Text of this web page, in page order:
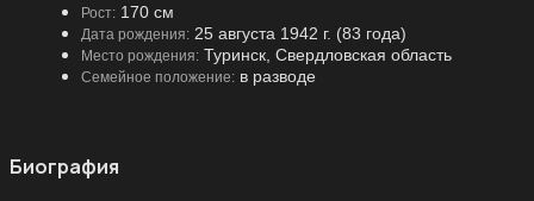
Рост: 170 см
Дата рождения: 25 августа 1942 г. (83 года)
Место рождения: Туринск, Свердловская область
Семейное положение: в разводе
Биография